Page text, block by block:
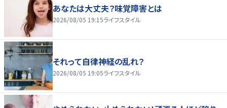
あなたは大丈夫？味覚障害とは
2026/08/05 19:15ライフスタイル
それって自律神経の乱れ？
2026/08/05 19:05ライフスタイル